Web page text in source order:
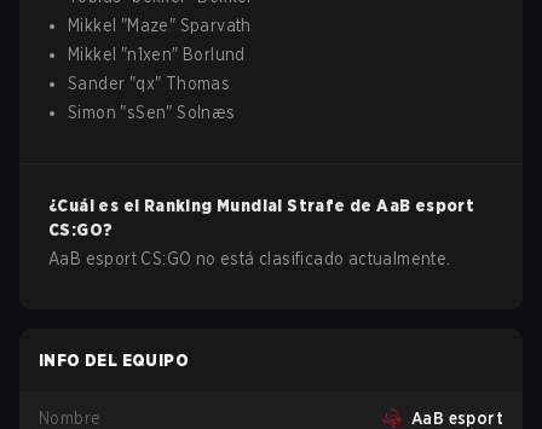
Mikkel "Maze" Sparvath
Mikkel "n1xen" Borlund
Sander "qx" Thomas
Simon "sSen"Solnæs
¿Cuál es el Ranking Mundial Strafe deAaB esport
CS:GO?
AaB esport CS:GO no está clasificado actualmente.
INFO DEL EQUIPO
Nombre AaB esport